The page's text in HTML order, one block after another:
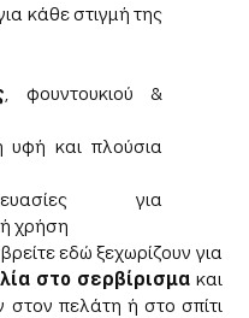
κάθε στιγμή της
, φουντουκιού &
υφή και πλούσια
για
χρήση
εδώ ξεχωρίζουν για
στο σερβίρισμακαι
πελάτη ή στο σπίτι